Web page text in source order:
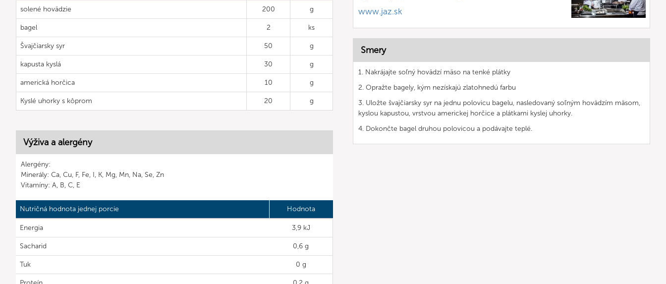
solené hovädzie 200 g
bagel 2 ks
Švajčiarsky syr 50 g
kapusta kyslá 30 g
americká horčica 10 g
Kyslé uhorky s kôprom 20 g
Výživa a alergény
Alergény:
Minerály: Ca, Cu, F, Fe, I, K, Mg, Mn, Na, Se, Zn
Vitamíny: A, B, C, E
Nutričná hodnota jednej porcie Hodnota
Energia 3,9 kJ
Sacharid 0,6 g
Tuk 0 g
www.jaz.sk
Smery
1. Nakrájajte soľný hovädzí mäso na tenké plátky
2. Opražte bagely, kým nezískajú zlatohnedú farbu
3. Uložte švajčiarsky syr na jednu polovicu bagelu, nasledovaný soľným hovädzím mäsom,
kyslou kapustou, vrstvou americkej horčice a plátkami kyslej uhorky.
4. Dokončte bagel druhou polovicou a podávajte teplé.